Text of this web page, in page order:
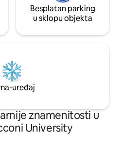
Besplatan parking
u sklopu objekta
uređaj
znamenitosti u
University